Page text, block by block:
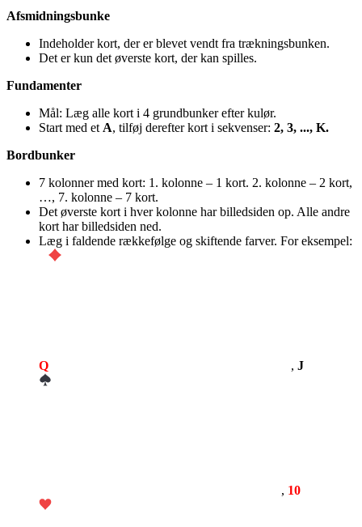
Afsmidningsbunke
Indeholder kort, der er blevet vendt fra trækningsbunken.
Det er kun det øverste kort, der kan spilles.
Fundamenter
Mål: Læg alle kort i 4 grundbunker efter kulør.
Start med et A, tilføj derefter kort i sekvenser: 2, 3, ..., K.
Bordbunker
7 kolonner med kort: 1. kolonne – 1 kort. 2. kolonne – 2 kort,
…, 7. kolonne – 7 kort.
Det øverste kort i hver kolonne har billedsiden op. Alle andre
kort har billedsiden ned.
Læg i faldende rækkefølge og skiftende farver. For eksempel:
Q , J
, 10